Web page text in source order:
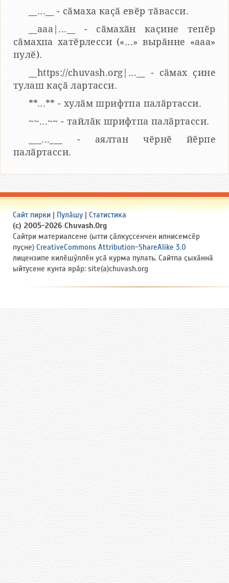
__...__ - сӑмаха каҫӑ евӗр тӑвасси.
__aaa|...__ - сӑмахӑн каҫине тепӗр
сӑмахпа хатӗрлесси («...» вырӑнне «ааа»
пулӗ).
__https://chuvash.org|...__ - сӑмах ҫине
тулаш каҫӑ лартасси.
**...** - хулӑм шрифтпа палӑртасси.
~~...~~ - тайлӑк шрифтпа палӑртасси.
___...___ - аялтан чӗрнӗ йӗрпе
палӑртасси.
Сайт пирки | Пулӑшу | Статистика
(c) 2005-2026 Chuvash.Org
Сайтри материалсене (ытти ҫӑлкуҫсенчен илнисемсӗр
пуҫне) CreativeCommons Attribution-ShareAlike 3.0
лицензипе килӗшӳллӗн усӑ курма пулать. Сайтпа ҫыхӑннӑ
ыйтусене кунта ярӑр: site(a)chuvash.org